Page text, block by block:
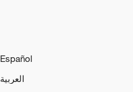
Español
العربية